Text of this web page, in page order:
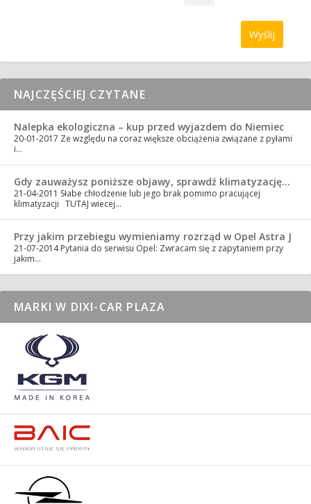
NAJCZĘŚCIEJ CZYTANE
Nalepka ekologiczna – kup przed wyjazdem do Niemiec
20-01-2017 Ze względu na coraz większe obciążenia związane z pyłami
i…
Gdy zauważysz poniższe objawy, sprawdź klimatyzację…
21-04-2011 Słabe chłodzenie lub jego brak pomimo pracującej
klimatyzacji TUTAJ wiecej…
Przy jakim przebiegu wymieniamy rozrząd w Opel Astra J
21-07-2014 Pytania do serwisu Opel: Zwracam się z zapytaniem przy
jakim…
MARKI W DIXI-CAR PLAZA